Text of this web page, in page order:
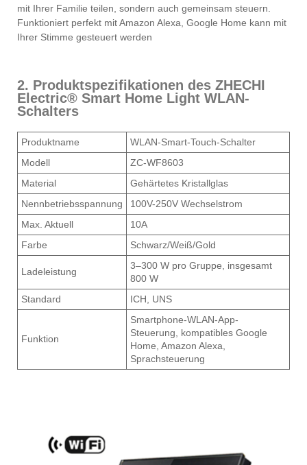
mit Ihrer Familie teilen, sondern auch gemeinsam steuern.
Funktioniert perfekt mit Amazon Alexa, Google Home kann mit
Ihrer Stimme gesteuert werden
2. Produktspezifikationen des ZHECHI
Electric® Smart Home Light WLAN-
Schalters
Produktname
WLAN-Smart-Touch-Schalter
Modell
ZC-WF8603
Material
Gehärtetes Kristallglas
Nennbetriebsspannung
100V-250V Wechselstrom
Max. Aktuell
10A
Farbe
Schwarz/Weiß/Gold
Ladeleistung
3–300 W pro Gruppe, insgesamt
800 W
Standard
ICH, UNS
Funktion
Smartphone-WLAN-App-
Steuerung, kompatibles Google
Home, Amazon Alexa,
Sprachsteuerung